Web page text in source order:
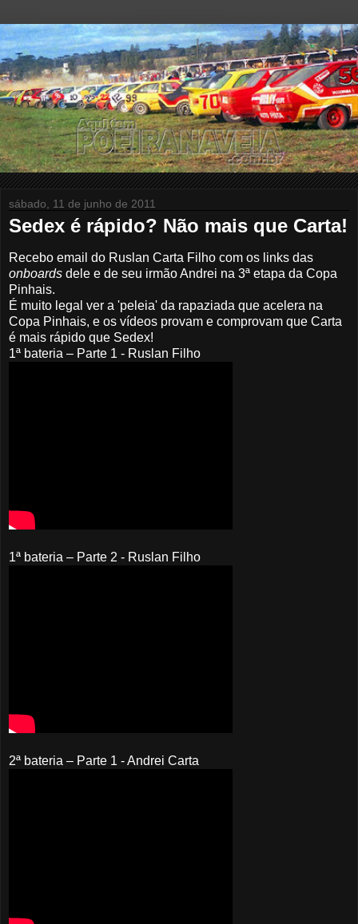
sábado, 11 de junho de 2011
Sedex é rápido? Não mais que Carta!
Recebo email do Ruslan Carta Filho com os links das
onboards dele e de seu irmão Andrei na 3ª etapa da Copa
Pinhais.
É muito legal ver a 'peleia' da rapaziada que acelera na
Copa Pinhais, e os vídeos provam e comprovam que Carta
é mais rápido que Sedex!
1ª bateria – Parte 1 - Ruslan Filho
1ª bateria – Parte 2 - Ruslan Filho
2ª bateria – Parte 1 - Andrei Carta